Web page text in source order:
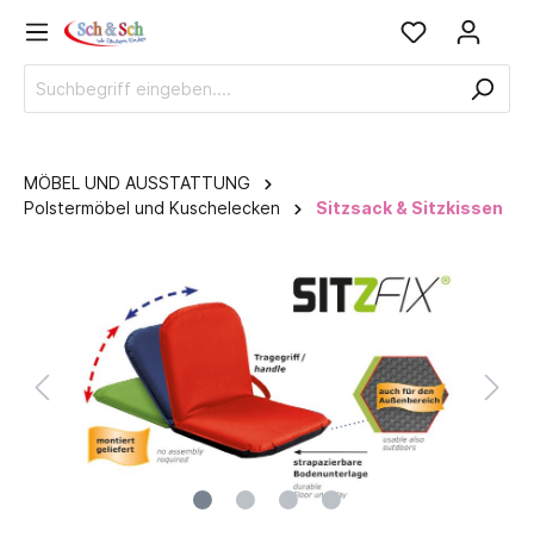
MÖBEL UND AUSSTATTUNG
Polstermöbel und Kuschelecken
Sitzsack & Sitzkissen